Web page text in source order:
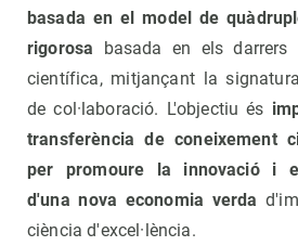
basada en el model de
rigorosa basada en els darrers
científica, mitjançant la
de col·laboració. L'objectiu és
transferència de coneixement
per promoure la innovació i
d'una nova economia verda
ciència d'excel·lència.